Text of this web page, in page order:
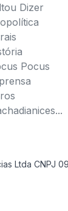
Dizer
Pocus
Ltda CNPJ